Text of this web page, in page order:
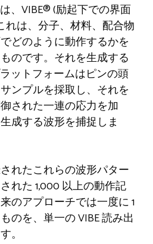
、VIBE® (励起下での界面
れは、分子、材料、配合物
どのように動作するかを
のです。それを生成する
ットフォームはピンの頭
ンプルを採取し、それを
された一連の応力を加
成する波形を捕捉しま
れたこれらの波形パター
れた 1,000 以上の動作記
のアプローチでは一度に 1
のを、単一の VIBE 読み出
。